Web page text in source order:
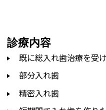
診療内容
既に総入れ歯治療を受
部分入れ歯
精密入れ歯